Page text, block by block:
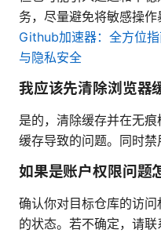
务，尽量避免将敏感操作
Github加速器：全方位
与隐私安全
我应该先清除浏览器
是的，清除缓存并在无
缓存导致的问题。同时禁
如果是账户权限问题
确认你对目标仓库的访
的状态。若不确定，请联